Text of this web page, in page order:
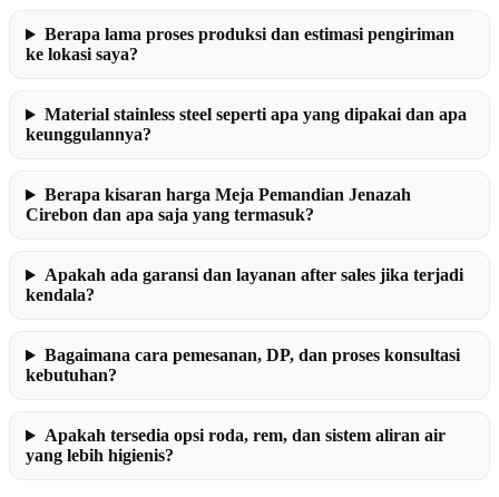
Berapa lama proses produksi dan estimasi pengiriman
ke lokasi saya?
Material stainless steel seperti apa yang dipakai dan apa
keunggulannya?
Berapa kisaran harga Meja Pemandian Jenazah
Cirebon dan apa saja yang termasuk?
Apakah ada garansi dan layanan after sales jika terjadi
kendala?
Bagaimana cara pemesanan, DP, dan proses konsultasi
kebutuhan?
Apakah tersedia opsi roda, rem, dan sistem aliran air
yang lebih higienis?